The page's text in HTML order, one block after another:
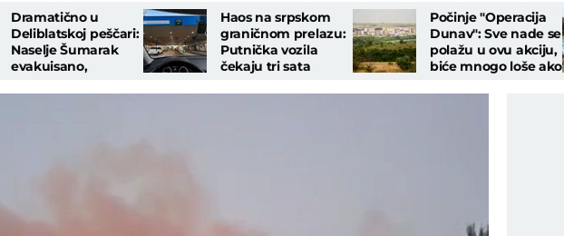
Dramatično u
Deliblatskoj peščari:
Naselje Šumarak
evakuisano,
situacija, sve će da
Haos na srpskom
graničnom prelazu:
Putnička vozila
čekaju tri sata
Počinje "Operacija
Dunav": Sve nade se
polažu u ovu akciju,
biće mnogo loše ako
druge opcije!